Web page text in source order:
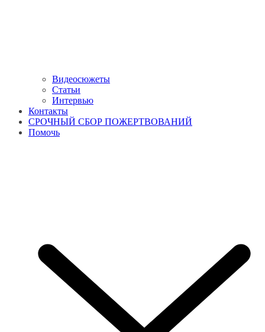
Видеосюжеты
Статьи
Интервью
Контакты
СРОЧНЫЙ СБОР ПОЖЕРТВОВАНИЙ
Помочь